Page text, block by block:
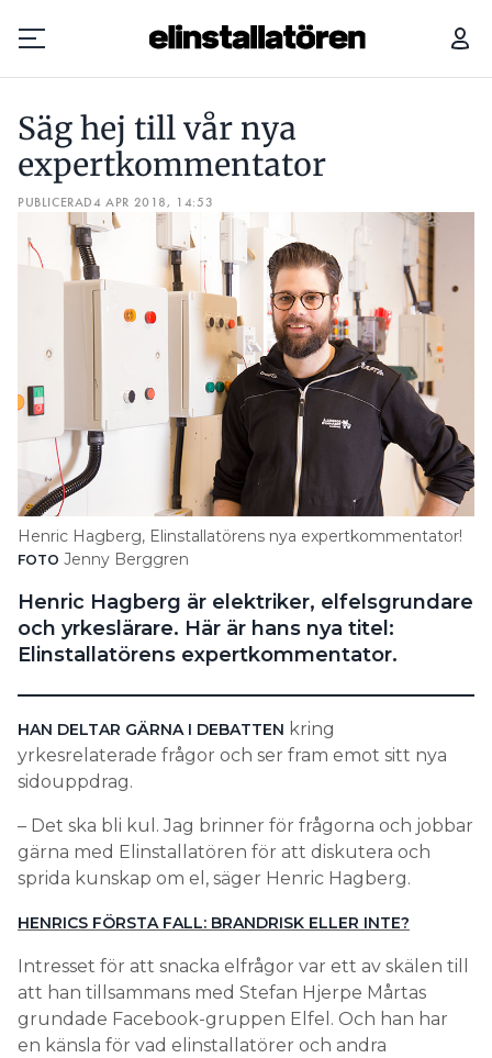
Prenumerera
Hantera prenumeration
Lediga jobb
Annonsera
Läs E-tidningen
Om tidningen
Kontakt
Personuppgifter
Search for:
SEARCH
Säg hej till vår nya
expertkommentator
PUBLICERAD4 APR 2018, 14:53
Henric Hagberg, Elinstallatörens nya expertkommentator!
FOTO Jenny Berggren
Henric Hagberg är elektriker, elfelsgrundare
och yrkeslärare. Här är hans nya titel:
Elinstallatörens expertkommentator.
HAN DELTAR GÄRNA I DEBATTEN kring
yrkesrelaterade frågor och ser fram emot sitt nya
sidouppdrag.
– Det ska bli kul. Jag brinner för frågorna och jobbar
gärna med Elinstallatören för att diskutera och
sprida kunskap om el, säger Henric Hagberg.
HENRICS FÖRSTA FALL: BRANDRISK ELLER INTE?
Intresset för att snacka elfrågor var ett av skälen till
att han tillsammans med Stefan Hjerpe Mårtas
grundade Facebook-gruppen Elfel. Och han har
en känsla för vad elinstallatörer och andra
SÄG HEJ TILL VÅR NYA EXPERTKOMMENTATOR